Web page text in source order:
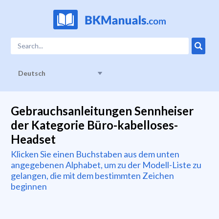
Deutsch
Gebrauchsanleitungen Sennheiser
der Kategorie Büro-kabelloses-
Headset
Klicken Sie einen Buchstaben aus dem unten
angegebenen Alphabet, um zu der Modell-Liste zu
gelangen, die mit dem bestimmten Zeichen
beginnen